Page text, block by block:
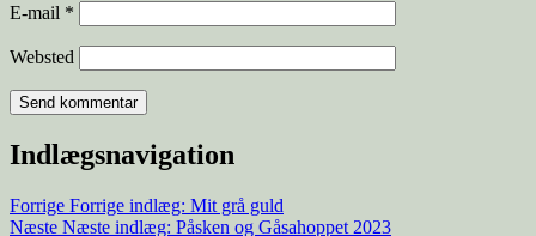
E-mail *
Websted
Indlægsnavigation
Forrige Forrige indlæg: Mit grå guld
Næste Næste indlæg: Påsken og Gåsahoppet 2023